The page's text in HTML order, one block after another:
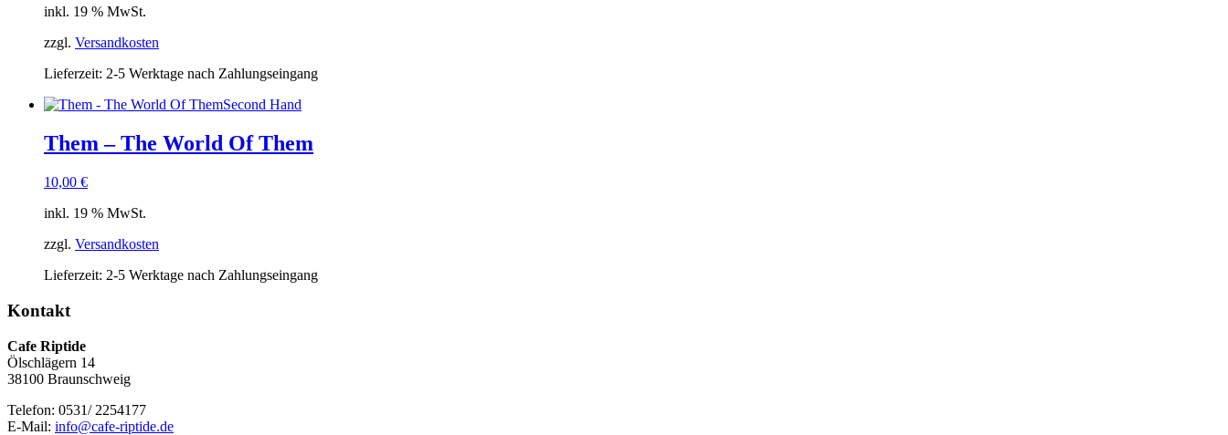
inkl. 19 % MwSt.
zzgl. Versandkosten
Lieferzeit: 2-5 Werktage nach Zahlungseingang
Second Hand
Them – The World Of Them
10,00 €
inkl. 19 % MwSt.
zzgl. Versandkosten
Lieferzeit: 2-5 Werktage nach Zahlungseingang
Kontakt
Cafe Riptide
Ölschlägern 14
38100 Braunschweig
Telefon: 0531/ 2254177
E-Mail: info@cafe-riptide.de